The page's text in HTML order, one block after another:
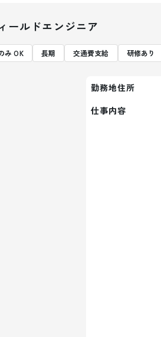
ールドエンジニア
み OK 長期 交通費支給 研修あり
勤務地住所
仕事内容